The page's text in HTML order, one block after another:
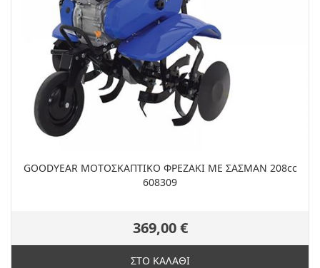
GOODYEAR ΜΟΤΟΣΚΑΠΤΙΚΟ ΦΡΕΖΑΚΙ ΜΕ ΣΑΣΜΑΝ 208cc
608309
369,00 €
ΣΤΟ ΚΑΛΑΘΙ